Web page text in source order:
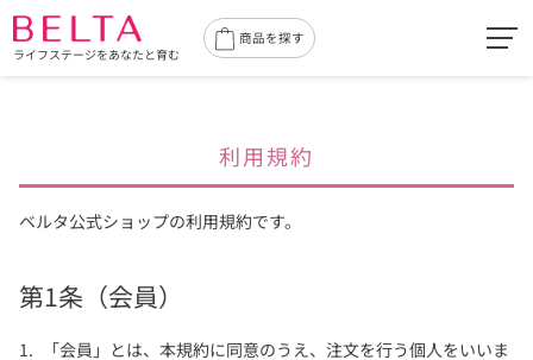
ライフステージをあなたと育む
商品を探す
利用規約
ベルタ公式ショップの利用規約です。
第1条（会員）
「会員」とは、本規約に同意のうえ、注文を行う個人をいいま